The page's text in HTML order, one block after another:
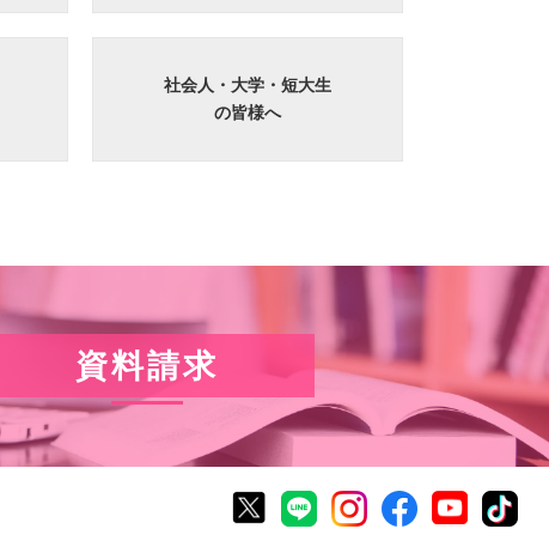
社会人・大学・短大生
の皆様へ
資料請求